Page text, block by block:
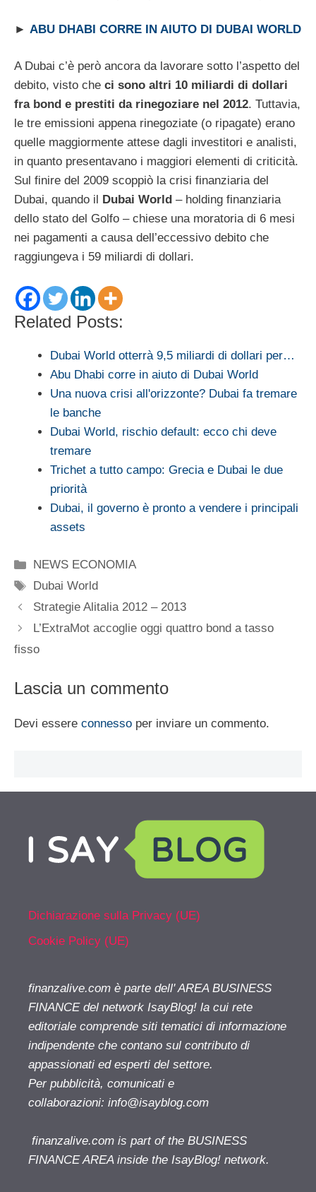
► ABU DHABI CORRE IN AIUTO DI DUBAI WORLD
A Dubai c’è però ancora da lavorare sotto l’aspetto del
debito, visto che ci sono altri 10 miliardi di dollari
fra bond e prestiti da rinegoziare nel 2012. Tuttavia,
le tre emissioni appena rinegoziate (o ripagate) erano
quelle maggiormente attese dagli investitori e analisti,
in quanto presentavano i maggiori elementi di criticità.
Sul finire del 2009 scoppiò la crisi finanziaria del
Dubai, quando il
Dubai World – holding finanziaria
dello stato del Golfo – chiese una moratoria di 6 mesi
nei pagamenti a causa dell’eccessivo debito che
raggiungeva i 59 miliardi di dollari.
Related Posts:
Dubai World otterrà 9,5 miliardi di dollari per…
Abu Dhabi corre in aiuto di Dubai World
Una nuova crisi all'orizzonte? Dubai fa tremare
le banche
Dubai World, rischio default: ecco chi deve
tremare
Trichet a tutto campo: Grecia e Dubai le due
priorità
Dubai, il governo è pronto a vendere i principali
assets
Categorie
NEWS ECONOMIA
Tag
Dubai World
Strategie Alitalia 2012 – 2013
L’ExtraMot accoglie oggi quattro bond a tasso
fisso
Lascia un commento
Devi essere connesso per inviare un commento.
Dichiarazione sulla Privacy (UE)
Cookie Policy (UE)
finanzalive.com è parte dell' AREA BUSINESS
FINANCE del network IsayBlog! la cui rete
editoriale comprende siti tematici di informazione
indipendente che contano sul contributo di
appassionati ed esperti del settore.
Per pubblicità, comunicati e
collaborazioni: info@isayblog.com
finanzalive.com is part of the BUSINESS
FINANCE AREA inside the IsayBlog! network.